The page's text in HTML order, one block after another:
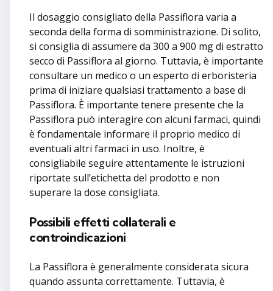
Il dosaggio consigliato della Passiflora varia a
seconda della forma di somministrazione. Di solito,
si consiglia di assumere da 300 a 900 mg di estratto
secco di Passiflora al giorno. Tuttavia, è importante
consultare un medico o un esperto di erboristeria
prima di iniziare qualsiasi trattamento a base di
Passiflora. È importante tenere presente che la
Passiflora può interagire con alcuni farmaci, quindi
è fondamentale informare il proprio medico di
eventuali altri farmaci in uso. Inoltre, è
consigliabile seguire attentamente le istruzioni
riportate sull’etichetta del prodotto e non
superare la dose consigliata.
Possibili effetti collaterali e
controindicazioni
La Passiflora è generalmente considerata sicura
quando assunta correttamente. Tuttavia, è